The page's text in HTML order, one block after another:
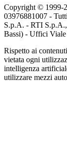
Copyright © 1999-
03976881007 -
S.p.A. - RTI S.p.A.,
Bassi) - Uffici
Rispetto ai
vietata ogni
intelligenza
utilizzare mezzi